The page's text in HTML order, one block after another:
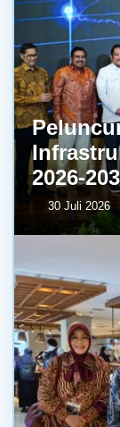
2026-
30 Juli 2026